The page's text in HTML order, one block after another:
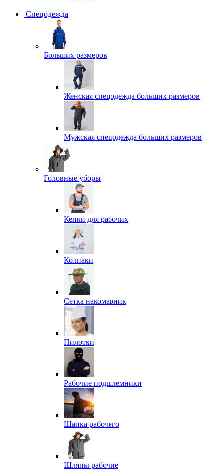
Спецодежда
Больших размеров
Женская спецодежда больших размеров
Мужская спецодежда больших размеров
Головные уборы
Кепки для рабочих
Колпаки
Сетка накомарник
Пилотки
Рабочие подшлемники
Шапка рабочего
Шляпы рабочие